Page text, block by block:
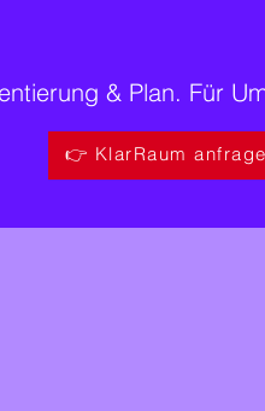
& Plan. Für
👉 KlarRaum